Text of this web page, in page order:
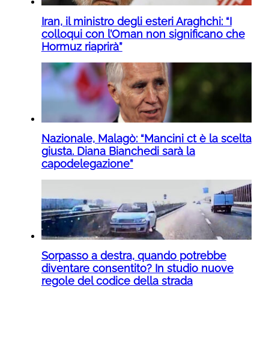
Iran, il ministro degli esteri Araghchi: “I
colloqui con l’Oman non significano che
Hormuz riaprirà”
Nazionale, Malagò: “Mancini ct è la scelta
giusta. Diana Bianchedi sarà la
capodelegazione”
Sorpasso a destra, quando potrebbe
diventare consentito? In studio nuove
regole del codice della strada